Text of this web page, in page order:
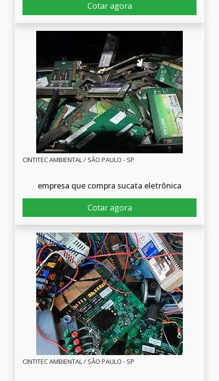
Cotar agora
CINTITEC AMBIENTAL / SÃO PAULO - SP
empresa que compra sucata eletrônica
Cotar agora
CINTITEC AMBIENTAL / SÃO PAULO - SP